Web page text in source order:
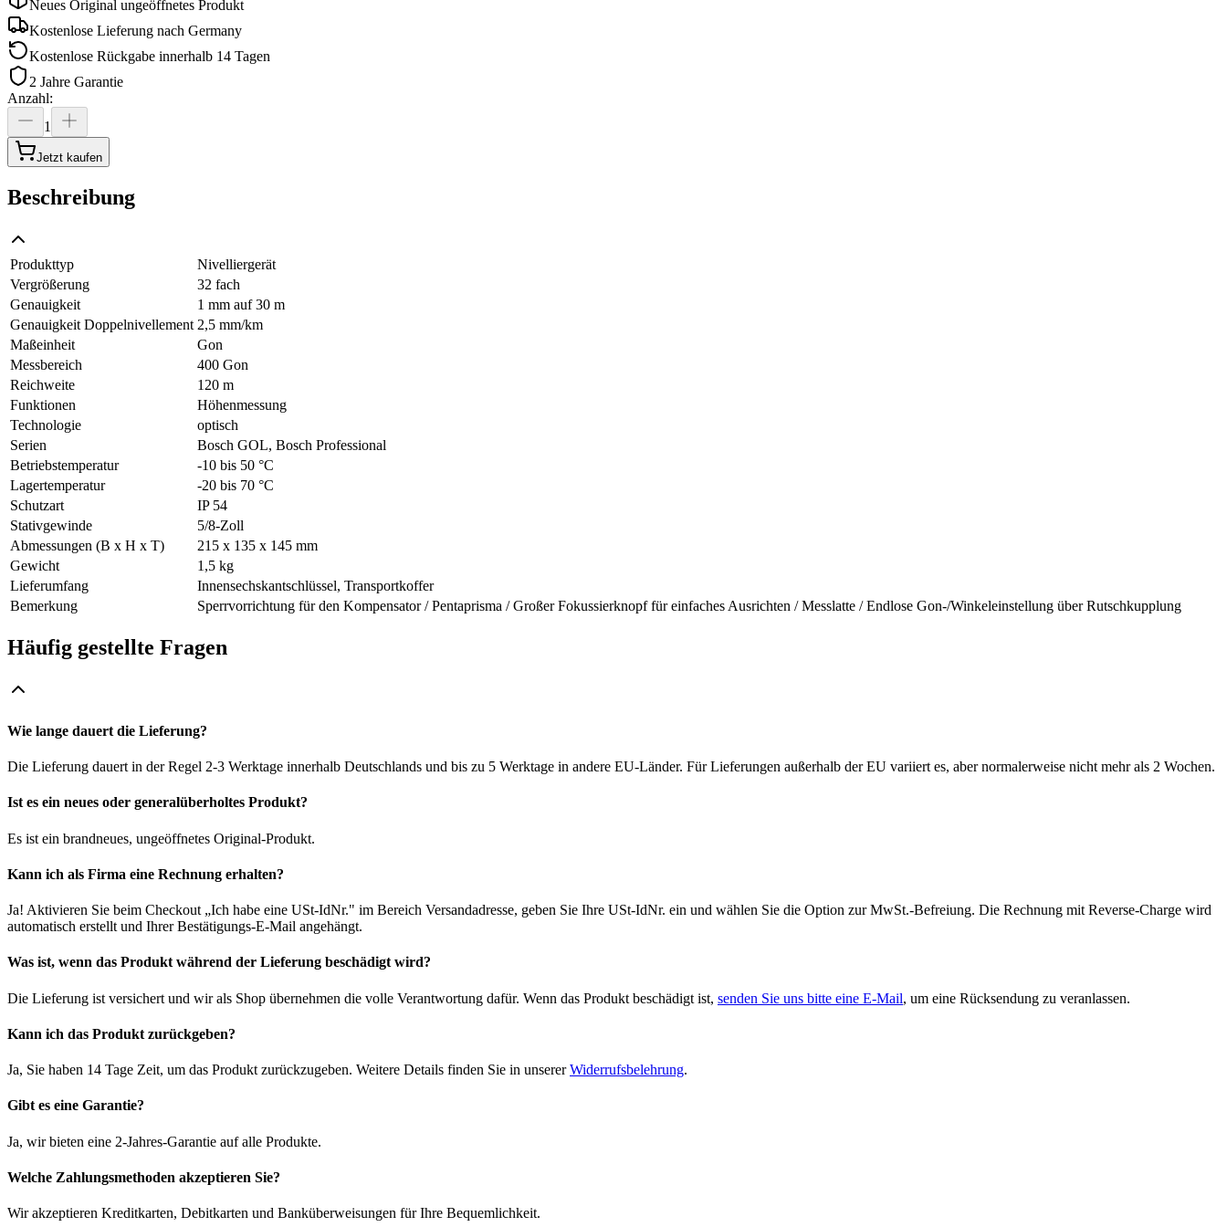
Neues Original ungeöffnetes Produkt
Kostenlose Lieferung nach Germany
Kostenlose Rückgabe innerhalb 14 Tagen
2 Jahre Garantie
Anzahl:
1
Jetzt kaufen
Beschreibung
Produkttyp
Nivelliergerät
Vergrößerung
32 fach
Genauigkeit
1 mm auf 30 m
Genauigkeit Doppelnivellement 2,5 mm/km
Maßeinheit
Gon
Messbereich
400 Gon
Reichweite
120 m
Funktionen
Höhenmessung
Technologie
optisch
Serien
Bosch GOL, Bosch Professional
Betriebstemperatur
-10 bis 50 °C
Lagertemperatur
-20 bis 70 °C
Schutzart
IP 54
Stativgewinde
5/8-Zoll
Abmessungen (B x H x T)
215 x 135 x 145 mm
Gewicht
1,5 kg
Lieferumfang
Innensechskantschlüssel, Transportkoffer
Bemerkung
Sperrvorrichtung für den Kompensator / Pentaprisma / Großer Fokussierknopf für einfaches Ausrichten / Messlatte / Endlose Gon-/Winkeleinstellung über Rutschkupplung
Häufig gestellte Fragen
Wie lange dauert die Lieferung?
Die Lieferung dauert in der Regel 2-3 Werktage innerhalb Deutschlands und bis zu 5 Werktage in andere EU-Länder. Für Lieferungen außerhalb der EU variiert es, aber normalerweise nicht mehr als 2 Wochen.
Ist es ein neues oder generalüberholtes Produkt?
Es ist ein brandneues, ungeöffnetes Original-Produkt.
Kann ich als Firma eine Rechnung erhalten?
Ja! Aktivieren Sie beim Checkout „Ich habe eine USt-IdNr." im Bereich Versandadresse, geben Sie Ihre USt-IdNr. ein und wählen Sie die Option zur MwSt.-Befreiung. Die Rechnung mit Reverse-Charge wird
automatisch erstellt und Ihrer Bestätigungs-E-Mail angehängt.
Was ist, wenn das Produkt während der Lieferung beschädigt wird?
Die Lieferung ist versichert und wir als Shop übernehmen die volle Verantwortung dafür. Wenn das Produkt beschädigt ist, senden Sie uns bitte eine E-Mail, um eine Rücksendung zu veranlassen.
Kann ich das Produkt zurückgeben?
Ja, Sie haben 14 Tage Zeit, um das Produkt zurückzugeben. Weitere Details finden Sie in unsererWiderrufsbelehrung.
Gibt es eine Garantie?
Ja, wir bieten eine 2-Jahres-Garantie auf alle Produkte.
Welche Zahlungsmethoden akzeptieren Sie?
Wir akzeptieren Kreditkarten, Debitkarten und Banküberweisungen für Ihre Bequemlichkeit.